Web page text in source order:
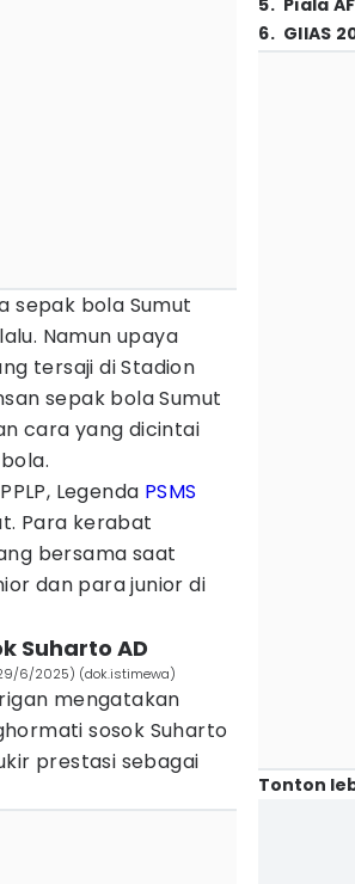
sepak bola Sumut
Namun upaya
tersaji di Stadion
sepak bola Sumut
cara yang dicintai
Legenda PSMS
Para kerabat
bersama saat
dan para junior di
Suharto AD
6/2025) (dok.istimewa)
mengatakan
sosok Suharto
prestasi sebagai
5. Piala
6. GIIAS
Tonton